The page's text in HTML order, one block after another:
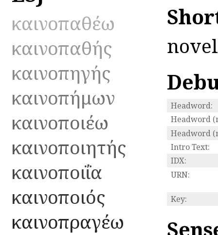
καινοπαθέω
καινοπαθής
καινοπηγής
καινοπήμων
καινοποιέω
καινοποιητής
καινοποιΐα
καινοποιός
καινοπραγέω
Headword:
Headword
Headword
Intro Text:
IDX:
URN:
Key: